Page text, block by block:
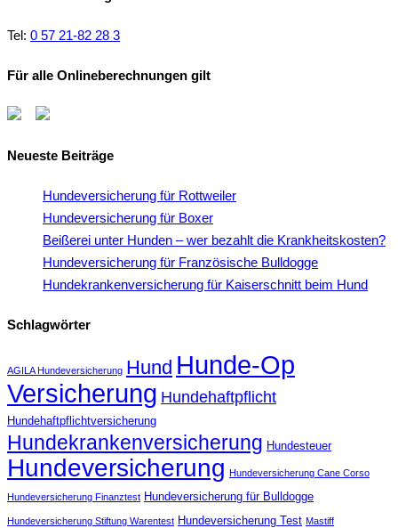
Tel: 0 57 21-82 28 3
Für alle Onlineberechnungen gilt
Neueste Beiträge
Hundeversicherung für Rottweiler
Hundeversicherung für Boxer
Beißerei unter Hunden – wer bezahlt die Krankheitskosten?
Hundeversicherung für Französische Bulldogge
Hundekrankenversicherung für Kaiserschnitt beim Hund
Schlagwörter
AGILA Hundeversicherung Hund Hunde-Op
Versicherung Hundehaftpflicht
Hundehaftpflichtversicherung
Hundekrankenversicherung Hundesteuer
Hundeversicherung Hundeversicherung Cane Corso
Hundeversicherung Finanztest Hundeversicherung für Bulldogge
Hundeversicherung Stiftung Warentest Hundeversicherung Test Mastiff